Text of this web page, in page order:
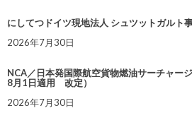
にしてつドイツ現地法人 シュツットガルト
2026年7月30日
NCA／日本発国際航空貨物燃油サーチャー
8月1日適用 改定）
2026年7月30日